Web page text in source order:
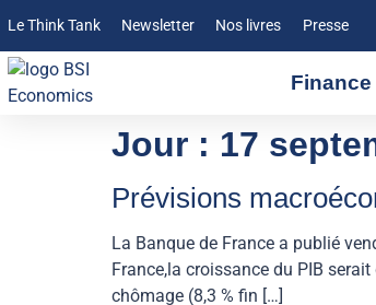
Le Think Tank Newsletter Nos livres Presse
Finance
Jour : 17
Prévisions
La Banque de France a publié
France,la croissance du PIB
chômage (8,3 % fin […]